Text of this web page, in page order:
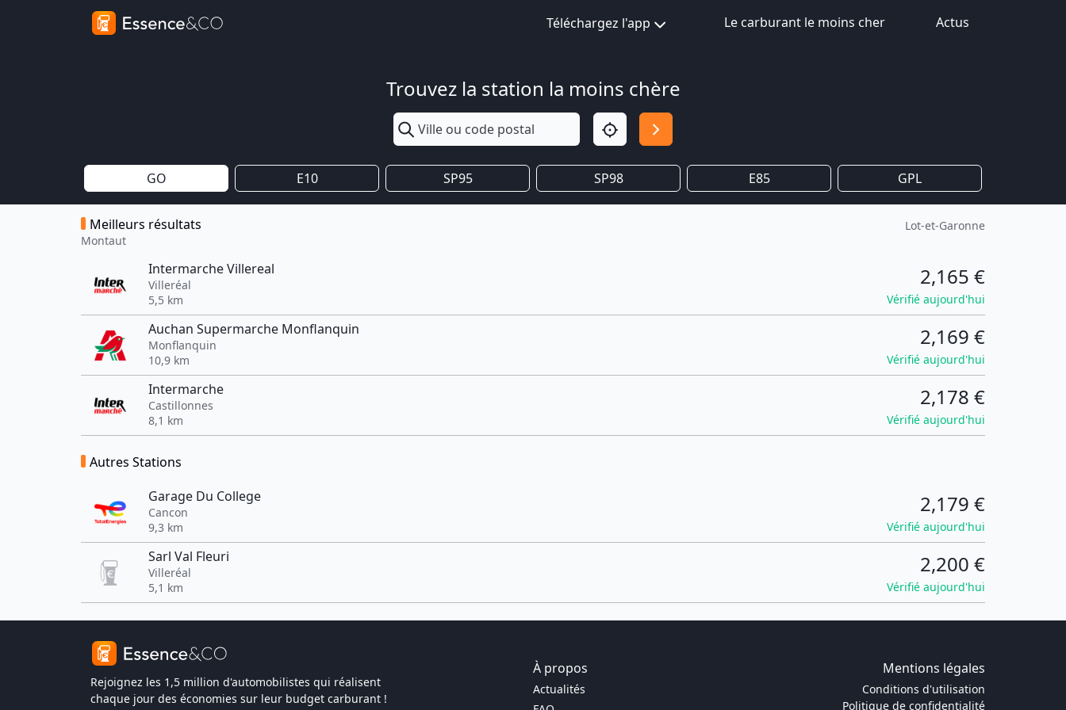
Téléchargez l'app Le carburant le moins cher Actus
Trouvez la station la moins chère
GO E10 SP95 SP98 E85 GPL
Meilleurs résultats
Montaut
Lot-et-Garonne
Intermarche Villereal
Villeréal
5,5 km
2,165 €
Vérifié aujourd'hui
Auchan Supermarche Monflanquin
Monflanquin
10,9 km
2,169 €
Vérifié aujourd'hui
Intermarche
Castillonnes
8,1 km
2,178 €
Vérifié aujourd'hui
Autres Stations
Garage Du College
Cancon
9,3 km
2,179 €
Vérifié aujourd'hui
Sarl Val Fleuri
Villeréal
5,1 km
2,200 €
Vérifié aujourd'hui
Rejoignez les 1,5 million d'automobilistes qui réalisent
chaque jour des économies sur leur budget carburant !
À propos Mentions légales
Actualités
Conditions d'utilisation
Politique de confidentialité